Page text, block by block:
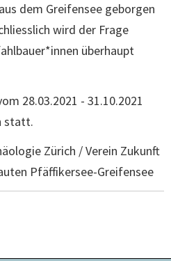
dem Greifensee geborgen
wird der Frage
überhaupt
28.03.2021 - 31.10.2021
statt.
Zürich / Verein Zukunft
Pfäffikersee-Greifensee